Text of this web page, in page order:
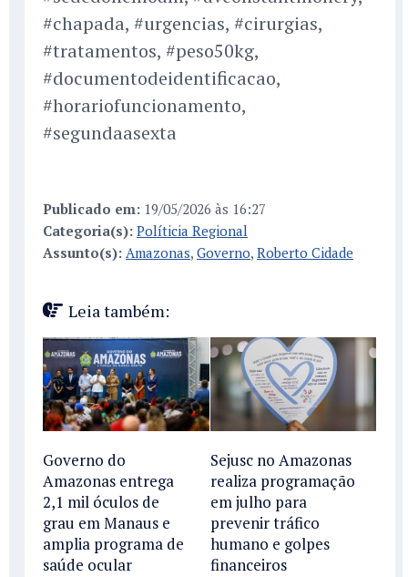
#chapada, #urgencias, #cirurgias,
#tratamentos, #peso50kg,
#documentodeidentificacao,
#horariofuncionamento,
#segundaasexta
Publicado em: 19/05/2026 às 16:27
Categoria(s): Políticia Regional
Assunto(s): Amazonas, Governo, Roberto Cidade
Leia também:
Governo do
Amazonas entrega
2,1 mil óculos de
grau em Manaus e
amplia programa de
saúde ocular
Sejusc no Amazonas
realiza programação
em julho para
prevenir tráfico
humano e golpes
financeiros